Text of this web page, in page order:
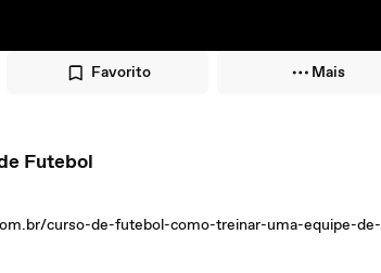
Favorito Mais
Futebol
curso-de-futebol-como-treinar-uma-equipe-de-